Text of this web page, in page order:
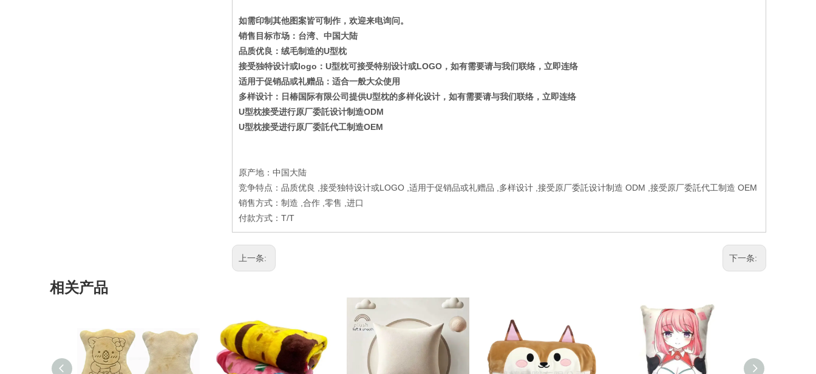
如需印制其他图案皆可制作，欢迎来电询问。
销售目标市场：台湾、中国大陆
品质优良：绒毛制造的U型枕
接受独特设计或logo：U型枕可接受特别设计或LOGO，如有需要请与我们联络， 立即连络
适用于促销品或礼赠品：适合一般大众使用
多样设计：日椿国际有限公司提供U型枕的多样化设计，如有需要请与我们联络， 立即连络
U型枕接受进行原厂委託设计制造ODM
U型枕接受进行原厂委託代工制造OEM
原产地：中国大陆
竞争特点：品质优良 ,接受独特设计或LOGO ,适用于促销品或礼赠品 ,多样设计 ,接受原厂委託设计制造 ODM ,接受原厂委託代工制造 OEM
销售方式：制造 ,合作 ,零售 ,进口
付款方式：T/T
上一条: 下一条:
相关产品